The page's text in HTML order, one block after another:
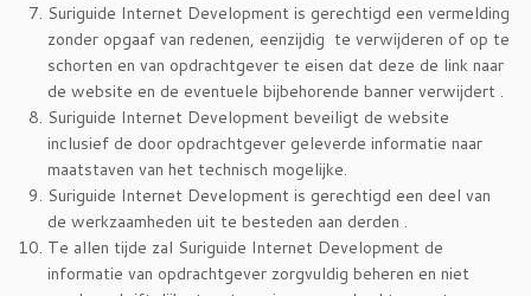
Suriguide Internet Development is gerechtigd een vermelding
zonder opgaaf van redenen, eenzijdig te verwijderen of op te
schorten en van opdrachtgever te eisen dat deze de link naar
de website en de eventuele bijbehorende banner verwijdert .
Suriguide Internet Development beveiligt de website
inclusief de door opdrachtgever geleverde informatie naar
maatstaven van het technisch mogelijke.
Suriguide Internet Development is gerechtigd een deel van
de werkzaamheden uit te besteden aan derden .
Te allen tijde zal Suriguide Internet Development de
informatie van opdrachtgever zorgvuldig beheren en niet